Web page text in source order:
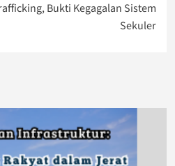
Bukti Kegagalan Sistem
Sekuler